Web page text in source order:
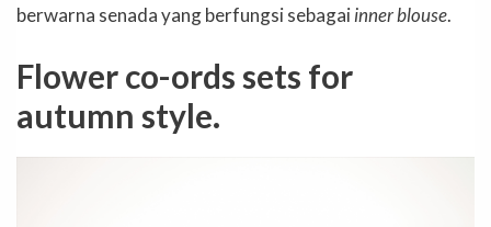
berwarna senada yang berfungsi sebagaiinner blouse.
Flower co-ords sets for
autumn style.